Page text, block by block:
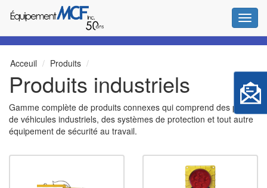
Acceuil Produits
Produits industriels
Gamme complète de produits connexes qui comprend des pièces
de véhicules industriels, des systèmes de protection et tout autre
équipement de sécurité au travail.